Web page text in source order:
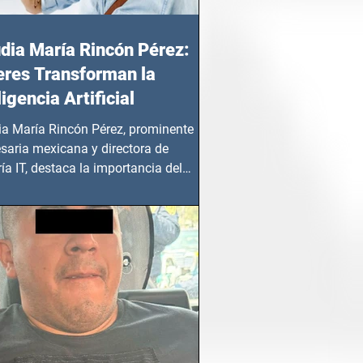
María Rincón Pérez:
Transforman la
Artificial
María Rincón Pérez, prominente
mexicana y directora de
IT, destaca la importancia del